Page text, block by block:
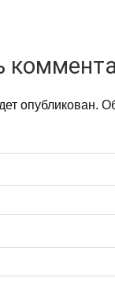
опубликован.